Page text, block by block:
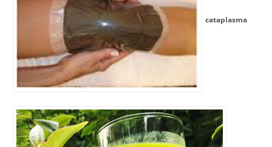
cataplasma